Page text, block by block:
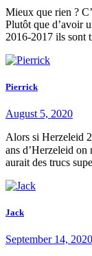
Mieux que rien ?
Plutôt que d’avoir
2016-2017 ils sont
Pierrick
August 5, 2020
Alors si Herzeleid
ans d’Herzeleid
aurait des trucs
Jack
September 14, 2020